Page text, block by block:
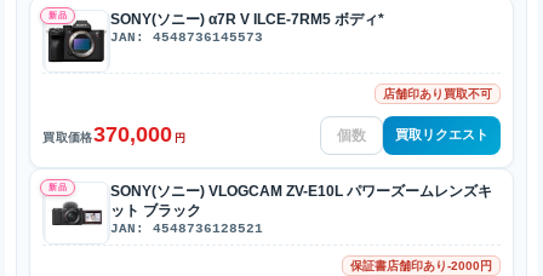
新品 SONY(ソニー) α7R V ILCE-7RM5 ボディ*
JAN: 4548736145573
店舗印あり買取不可
買取価格370,000 円 買取リクエスト
新品
SONY(ソニー) VLOGCAM ZV-E10L パワーズームレンズキ
ット ブラック
JAN: 4548736128521
保証書店舗印あり-2000円